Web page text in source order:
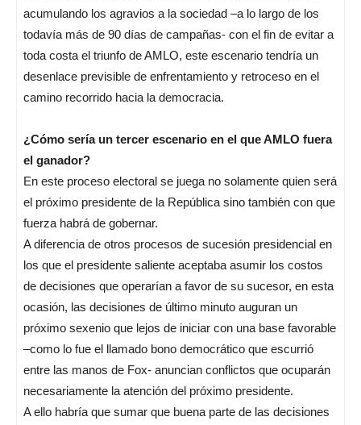
acumulando los agravios a la sociedad –a lo largo de los
todavía más de 90 días de campañas- con el fin de evitar a
toda costa el triunfo de AMLO, este escenario tendría un
desenlace previsible de enfrentamiento y retroceso en el
camino recorrido hacia la democracia.
¿Cómo sería un tercer escenario en el que AMLO fuera
el ganador?
En este proceso electoral se juega no solamente quien será
el próximo presidente de la República sino también con que
fuerza habrá de gobernar.
A diferencia de otros procesos de sucesión presidencial en
los que el presidente saliente aceptaba asumir los costos
de decisiones que operarían a favor de su sucesor, en esta
ocasión, las decisiones de último minuto auguran un
próximo sexenio que lejos de iniciar con una base favorable
–como lo fue el llamado bono democrático que escurrió
entre las manos de Fox- anuncian conflictos que ocuparán
necesariamente la atención del próximo presidente.
A ello habría que sumar que buena parte de las decisiones